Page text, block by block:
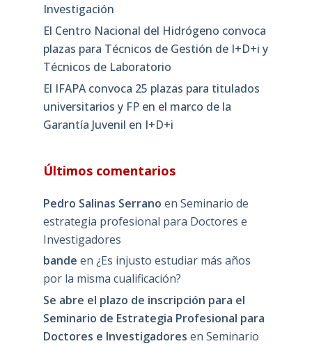
Investigación
El Centro Nacional del Hidrógeno convoca
plazas para Técnicos de Gestión de I+D+i y
Técnicos de Laboratorio
El IFAPA convoca 25 plazas para titulados
universitarios y FP en el marco de la
Garantía Juvenil en I+D+i
Últimos comentarios
Pedro Salinas Serrano en Seminario de
estrategia profesional para Doctores e
Investigadores
bande en ¿Es injusto estudiar más años
por la misma cualificación?
Se abre el plazo de inscripción para el
Seminario de Estrategia Profesional para
Doctores e Investigadores en Seminario